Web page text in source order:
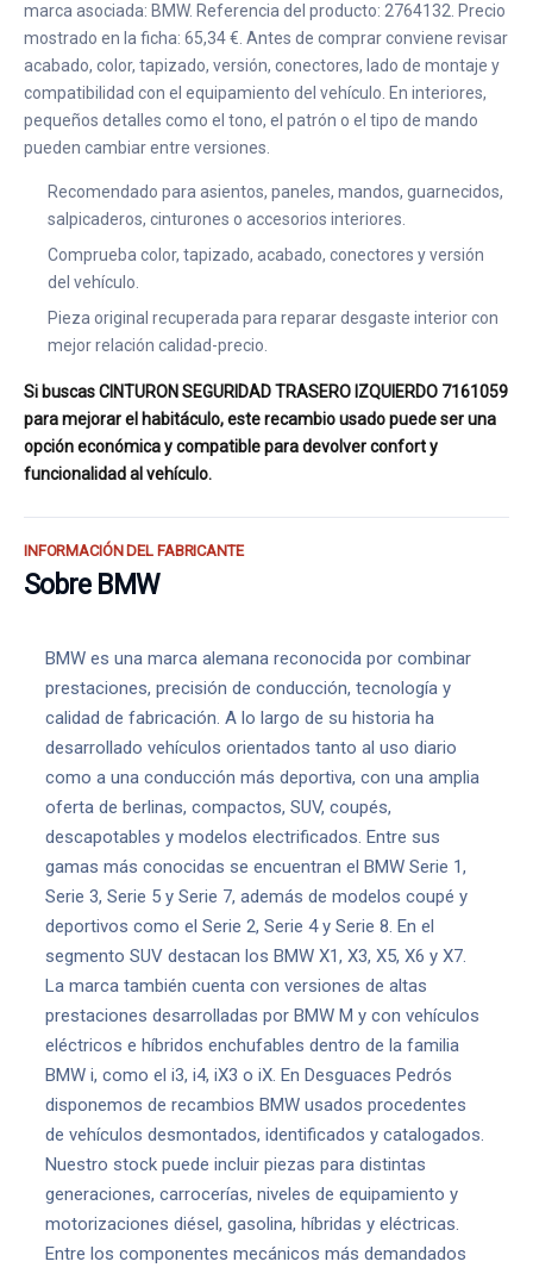
marca asociada: BMW. Referencia del producto: 2764132. Precio
mostrado en la ficha: 65,34 €. Antes de comprar conviene revisar
acabado, color, tapizado, versión, conectores, lado de montaje y
compatibilidad con el equipamiento del vehículo. En interiores,
pequeños detalles como el tono, el patrón o el tipo de mando
pueden cambiar entre versiones.
Recomendado para asientos, paneles, mandos, guarnecidos,
salpicaderos, cinturones o accesorios interiores.
Comprueba color, tapizado, acabado, conectores y versión
del vehículo.
Pieza original recuperada para reparar desgaste interior con
mejor relación calidad-precio.
Si buscas CINTURON SEGURIDAD TRASERO IZQUIERDO 7161059
para mejorar el habitáculo, este recambio usado puede ser una
opción económica y compatible para devolver confort y
funcionalidad al vehículo.
INFORMACIÓN DEL FABRICANTE
Sobre BMW
BMW es una marca alemana reconocida por combinar
prestaciones, precisión de conducción, tecnología y
calidad de fabricación. A lo largo de su historia ha
desarrollado vehículos orientados tanto al uso diario
como a una conducción más deportiva, con una amplia
oferta de berlinas, compactos, SUV, coupés,
descapotables y modelos electrificados. Entre sus
gamas más conocidas se encuentran el BMW Serie 1,
Serie 3, Serie 5 y Serie 7, además de modelos coupé y
deportivos como el Serie 2, Serie 4 y Serie 8. En el
segmento SUV destacan los BMW X1, X3, X5, X6 y X7.
La marca también cuenta con versiones de altas
prestaciones desarrolladas por BMW M y con vehículos
eléctricos e híbridos enchufables dentro de la familia
BMW i, como el i3, i4, iX3 o iX. En Desguaces Pedrós
disponemos de recambios BMW usados procedentes
de vehículos desmontados, identificados y catalogados.
Nuestro stock puede incluir piezas para distintas
generaciones, carrocerías, niveles de equipamiento y
motorizaciones diésel, gasolina, híbridas y eléctricas.
Entre los componentes mecánicos más demandados